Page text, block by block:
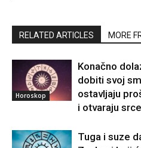
RELATED ARTICLES MORE
Horoskop
Konačno
dobiti svoj
ostavljaju
i otvaraju
Tuga i suze